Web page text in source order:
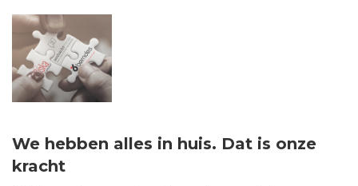
We hebben alles in huis. Dat is onze
kracht